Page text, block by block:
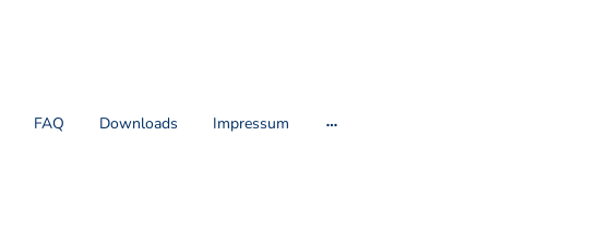
FAQ Downloads Impressum